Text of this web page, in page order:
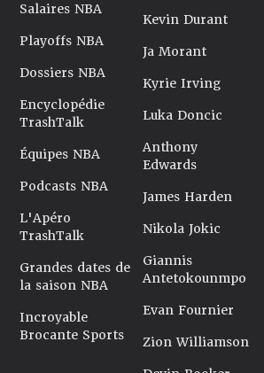
Salaires NBA
Playoffs NBA
Dossiers NBA
Encyclopédie
TrashTalk
Équipes NBA
Podcasts NBA
L'Apéro
TrashTalk
Grandes dates de
la saison NBA
Incroyable
Brocante Sports
Kevin Durant
Ja Morant
Kyrie Irving
Luka Doncic
Anthony
Edwards
James Harden
Nikola Jokic
Giannis
Antetokounmpo
Evan Fournier
Zion Williamson